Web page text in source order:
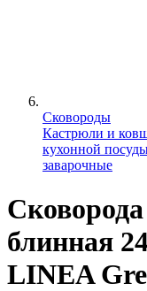
Сковороды
Кастрюли и
кухонной
заварочные
блинная
LINEA